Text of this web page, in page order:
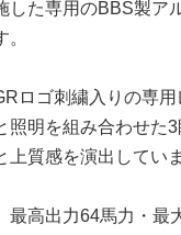
した専用のBBS製ア
ロゴ刺繍入りの専
照明を組み合わせた
上質感を演出していま
最高出力64馬力・最